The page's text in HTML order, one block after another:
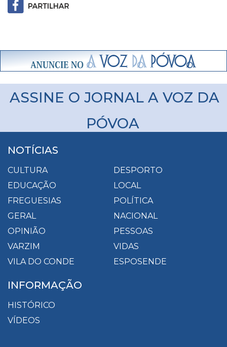
ASSINE O JORNAL A VOZ DA
PÓVOA
NOTÍCIAS
CULTURA
DESPORTO
EDUCAÇÃO
LOCAL
FREGUESIAS
POLÍTICA
GERAL
NACIONAL
OPINIÃO
PESSOAS
VARZIM
VIDAS
VILA DO CONDE
ESPOSENDE
INFORMAÇÃO
HISTÓRICO
VÍDEOS